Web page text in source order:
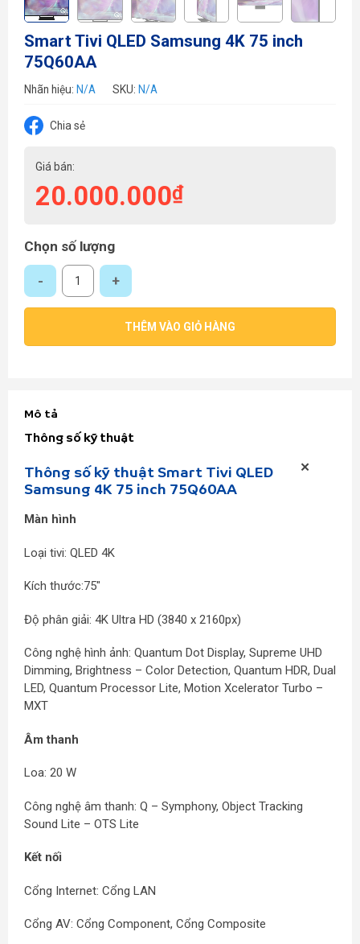
Smart Tivi QLED Samsung 4K 75 inch
75Q60AA
Nhãn hiệu: N/A SKU: N/A
Chia sẻ
Giá bán:
20.000.000₫
Chọn số lượng
Smart Tivi QLED Samsung 4K 75 inch 75Q60AA số lượng
THÊM VÀO GIỎ HÀNG
Mô tả
Thông số kỹ thuật
Thông số kỹ thuật Smart Tivi QLED
Samsung 4K 75 inch 75Q60AA
Màn hình
Loại tivi: QLED 4K
Kích thước:75″
Độ phân giải: 4K Ultra HD (3840 x 2160px)
Công nghệ hình ảnh: Quantum Dot Display, Supreme UHD
Dimming, Brightness – Color Detection, Quantum HDR, Dual
LED, Quantum Processor Lite, Motion Xcelerator Turbo –
MXT
Âm thanh
Loa: 20 W
Công nghệ âm thanh: Q – Symphony, Object Tracking
Sound Lite – OTS Lite
Kết nối
Cổng Internet: Cổng LAN
Cổng AV: Cổng Component, Cổng Composite